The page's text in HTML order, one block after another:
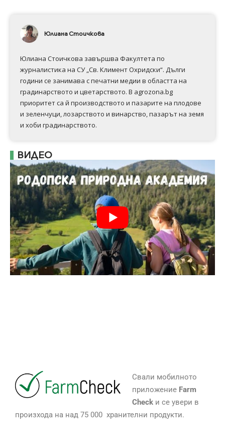
Юлиана Стоичкова
Юлиана Стоичкова завършва Факултета по
журналистика на СУ „Св. Климент Охридски“. Дълги
години се занимава с печатни медии в областта на
градинарството и цветарството. В agrozona.bg
приоритет са й производството и пазарите на плодове
и зеленчуци, лозарството и винарство, пазарът на земя
и хоби градинарството.
ВИДЕО
Свали мобилното
приложение Farm
Checkи се увери в
произхода на над 75 000 хранителни продукти.